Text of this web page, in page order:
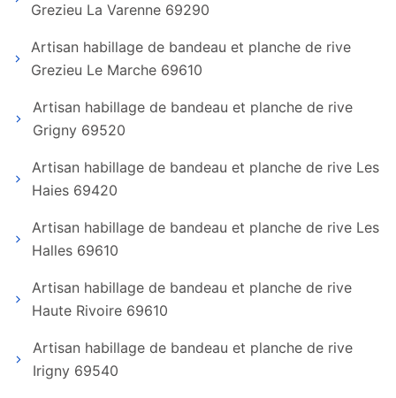
Grezieu La Varenne 69290
Artisan habillage de bandeau et planche de rive
Grezieu Le Marche 69610
Artisan habillage de bandeau et planche de rive
Grigny 69520
Artisan habillage de bandeau et planche de rive Les
Haies 69420
Artisan habillage de bandeau et planche de rive Les
Halles 69610
Artisan habillage de bandeau et planche de rive
Haute Rivoire 69610
Artisan habillage de bandeau et planche de rive
Irigny 69540